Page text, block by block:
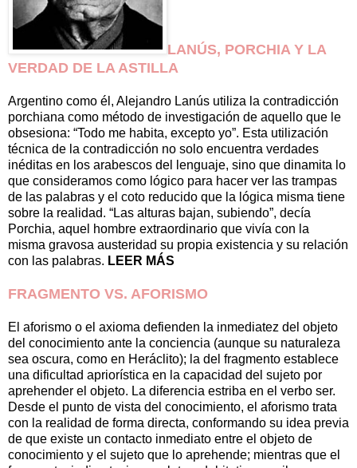
LANÚS, PORCHIA Y LA
VERDAD DE LA ASTILLA
Argentino como él, Alejandro Lanús utiliza la contradicción
porchiana como método de investigación de aquello que le
obsesiona: “Todo me habita, excepto yo”. Esta utilización
técnica de la contradicción no solo encuentra verdades
inéditas en los arabescos del lenguaje, sino que dinamita lo
que consideramos como lógico para hacer ver las trampas
de las palabras y el coto reducido que la lógica misma tiene
sobre la realidad. “Las alturas bajan, subiendo”, decía
Porchia, aquel hombre extraordinario que vivía con la
misma gravosa austeridad su propia existencia y su relación
con las palabras. LEER MÁS
FRAGMENTO VS. AFORISMO
El aforismo o el axioma defienden la inmediatez del objeto
del conocimiento ante la conciencia (aunque su naturaleza
sea oscura, como en Heráclito); la del fragmento establece
una dificultad apriorística en la capacidad del sujeto por
aprehender el objeto. La diferencia estriba en el verbo ser.
Desde el punto de vista del conocimiento, el aforismo trata
con la realidad de forma directa, conformando su idea previa
de que existe un contacto inmediato entre el objeto de
conocimiento y el sujeto que lo aprehende; mientras que el